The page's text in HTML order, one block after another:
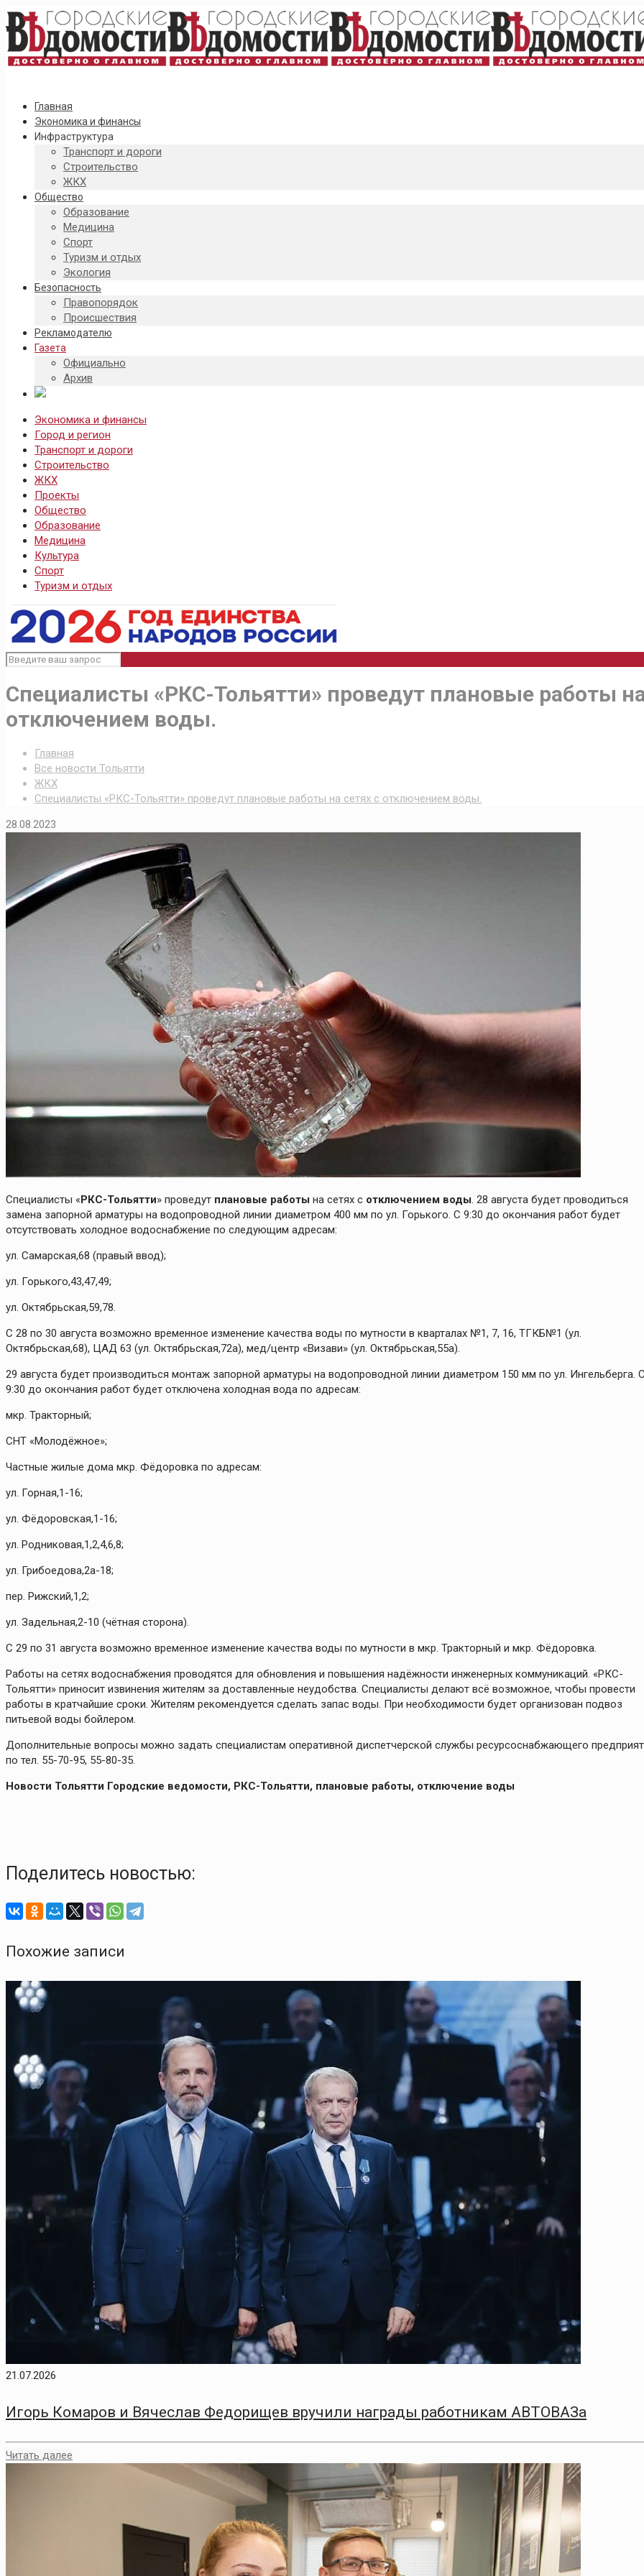
Главная
Экономика и финансы
Инфраструктура
Транспорт и дороги
Строительство
ЖКХ
Общество
Образование
Медицина
Спорт
Туризм и отдых
Экология
Безопасность
Правопорядок
Происшествия
Рекламодателю
Газета
Официально
Архив
Экономика и финансы
Город и регион
Транспорт и дороги
Строительство
ЖКХ
Проекты
Общество
Образование
Медицина
Культура
Спорт
Туризм и отдых
Специалисты «РКС-Тольятти» проведут плановые работы
отключением воды.
Главная
Все новости Тольятти
ЖКХ
Специалисты «РКС-Тольятти» проведут плановые работы на сетях с отключением воды.
28.08.2023
Специалисты «РКС-Тольятти» проведут плановые работы на сетях с отключением воды. 28 августа будет проводиться
замена запорной арматуры на водопроводной линии диаметром 400 мм по ул. Горького. С 9:30 до окончания работ будет
отсутствовать холодное водоснабжение по следующим адресам:
ул. Самарская,68 (правый ввод);
ул. Горького,43,47,49;
ул. Октябрьская,59,78.
С 28 по 30 августа возможно временное изменение качества воды по мутности в кварталах №1, 7, 16, ТГКБ№1 (ул.
Октябрьская,68), ЦАД 63 (ул. Октябрьская,72а), мед/центр «Визави» (ул. Октябрьская,55а).
29 августа будет производиться монтаж запорной арматуры на водопроводной линии диаметром 150 мм по ул. Ингельберга.
9:30 до окончания работ будет отключена холодная вода по адресам:
мкр. Тракторный;
СНТ «Молодёжное»;
Частные жилые дома мкр. Фёдоровка по адресам:
ул. Горная,1-16;
ул. Фёдоровская,1-16;
ул. Родниковая,1,2,4,6,8;
ул. Грибоедова,2а-18;
пер. Рижский,1,2;
ул. Задельная,2-10 (чётная сторона).
С 29 по 31 августа возможно временное изменение качества воды по мутности в мкр. Тракторный и мкр. Фёдоровка.
Работы на сетях водоснабжения проводятся для обновления и повышения надёжности инженерных коммуникаций. «РКС-
Тольятти» приносит извинения жителям за доставленные неудобства. Специалисты делают всё возможное, чтобы провести
работы в кратчайшие сроки. Жителям рекомендуется сделать запас воды. При необходимости будет организован подвоз
питьевой воды бойлером.
Дополнительные вопросы можно задать специалистам оперативной диспетчерской службы ресурсоснабжающего
по тел. 55-70-95, 55-80-35.
Новости Тольятти Городские ведомости, РКС-Тольятти, плановые работы, отключение воды
Поделитесь новостью:
Похожие записи
21.07.2026
Игорь Комаров и Вячеслав Федорищев вручили награды работникам АВТОВАЗа
Читать далее